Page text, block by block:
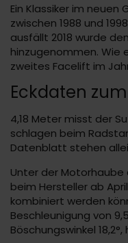
Ein Klassiker im
zwischen 1988 und
ausfällt 2018 wurde
hinzugenommen. Wie
zweites Facelift im
Eckdaten
4,18 Meter misst der
schlagen beim
Datenblatt stehen
Unter der Motorhaube
beim Hersteller ab
kombiniert werden
Beschleunigung von
Böschungswinkel